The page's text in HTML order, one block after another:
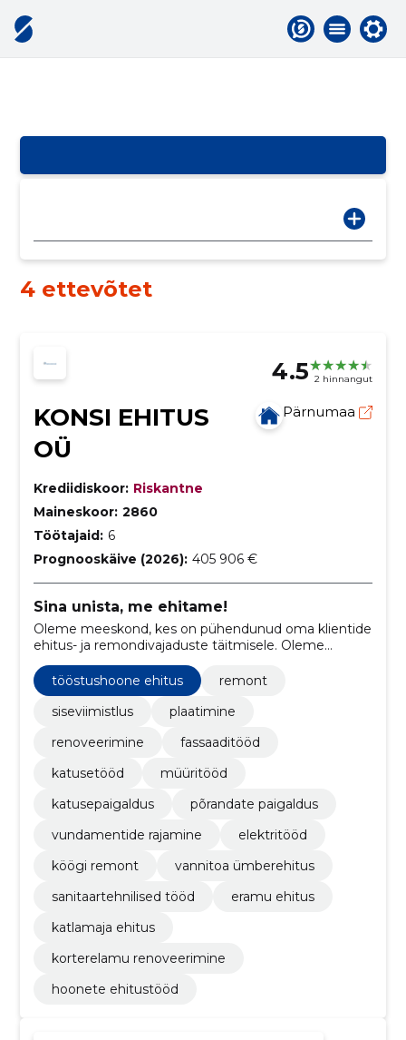
4 ettevõtet
4.5 2 hinnangut
KONSI EHITUS
OÜ
Pärnumaa
Krediidiskoor: Riskantne
Maineskoor: 2860
Töötajaid: 6
Prognooskäive (2026): 405 906 €
Sina unista, me ehitame!
Oleme meeskond, kes on pühendunud oma klientide
ehitus- ja remondivajaduste täitmisele. Oleme
spetsialiseerunud erinevate ehitusprojektide
läbiviimisele, sealhulgas eramute, korterelamute,
garaažide ja bürooruumide ehitusele ja
renoveerimisele.
tööstushoone ehitus
remont
siseviimistlus
plaatimine
renoveerimine
fassaaditööd
katusetööd
müüritööd
katusepaigaldus
põrandate paigaldus
vundamentide rajamine
elektritööd
köögi remont
vannitoa ümberehitus
sanitaartehnilised tööd
eramu ehitus
katlamaja ehitus
korterelamu renoveerimine
hoonete ehitustööd